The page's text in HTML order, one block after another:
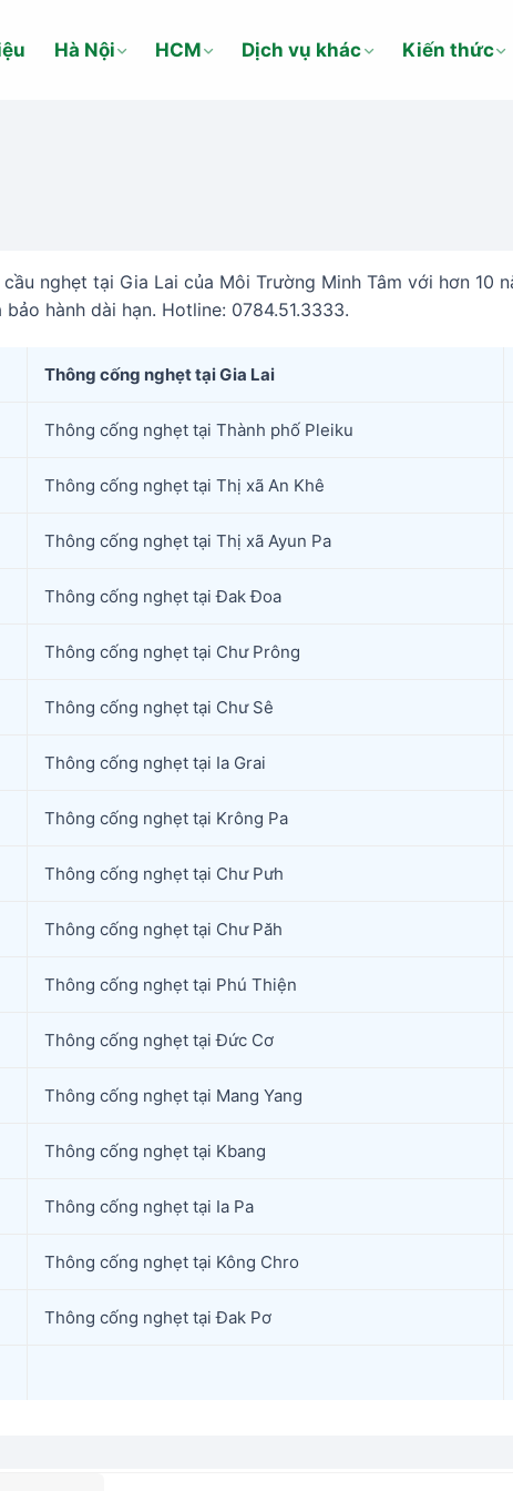
Hà Nội HCM Dịch vụ khác Kiến thức
nghẹt tại Gia Lai của Môi Trường Minh Tâm với hơn 10
hành dài hạn. Hotline: 0784.51.3333.
Thông cống nghẹt tại Gia Lai
Thông cống nghẹt tại Thành phố Pleiku
Thông cống nghẹt tại Thị xã An Khê
Thông cống nghẹt tại Thị xã Ayun Pa
Thông cống nghẹt tại Đak Đoa
Thông cống nghẹt tại Chư Prông
Thông cống nghẹt tại Chư Sê
Thông cống nghẹt tại Ia Grai
Thông cống nghẹt tại Krông Pa
Thông cống nghẹt tại Chư Pưh
Thông cống nghẹt tại Chư Păh
Thông cống nghẹt tại Phú Thiện
Thông cống nghẹt tại Đức Cơ
Thông cống nghẹt tại Mang Yang
Thông cống nghẹt tại Kbang
Thông cống nghẹt tại Ia Pa
Thông cống nghẹt tại Kông Chro
Thông cống nghẹt tại Đak Pơ